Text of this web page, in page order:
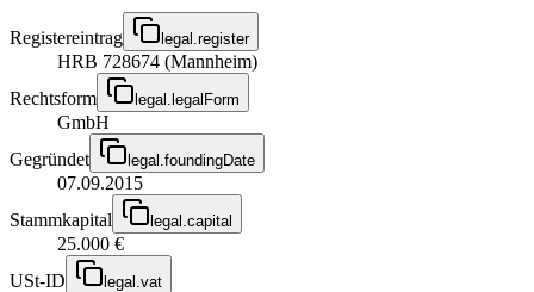
Registereintrag legal.register
HRB 728674 (Mannheim)
Rechtsform
legal.legalForm
GmbH
Gegründet
legal.foundingDate
07.09.2015
Stammkapital
legal.capital
25.000 €
USt-ID
legal.vat